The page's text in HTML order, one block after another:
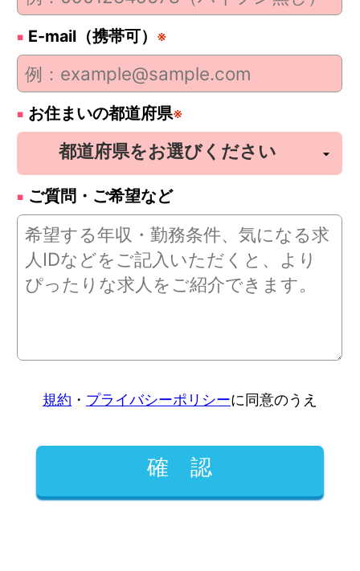
E-mail（携帯可） ※
お住まいの都道府県※
ご質問・ご希望など
規約 ・ プライバシーポリシーに同意のうえ